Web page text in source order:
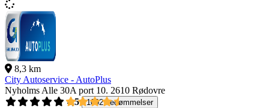
8,3 km
City Autoservice - AutoPlus
Nyholms Alle 30A port 10. 2610 Rødovre
4,5
1092 bedømmelser